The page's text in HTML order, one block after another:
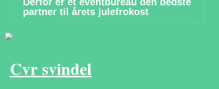
partner til årets julefrokost
Cvr svindel